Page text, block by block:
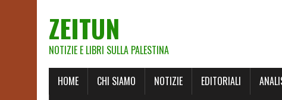
ZEITUN
NOTIZIE E LIBRI SULLA PALESTINA
HOME CHI SIAMO NOTIZIE EDITORIALI